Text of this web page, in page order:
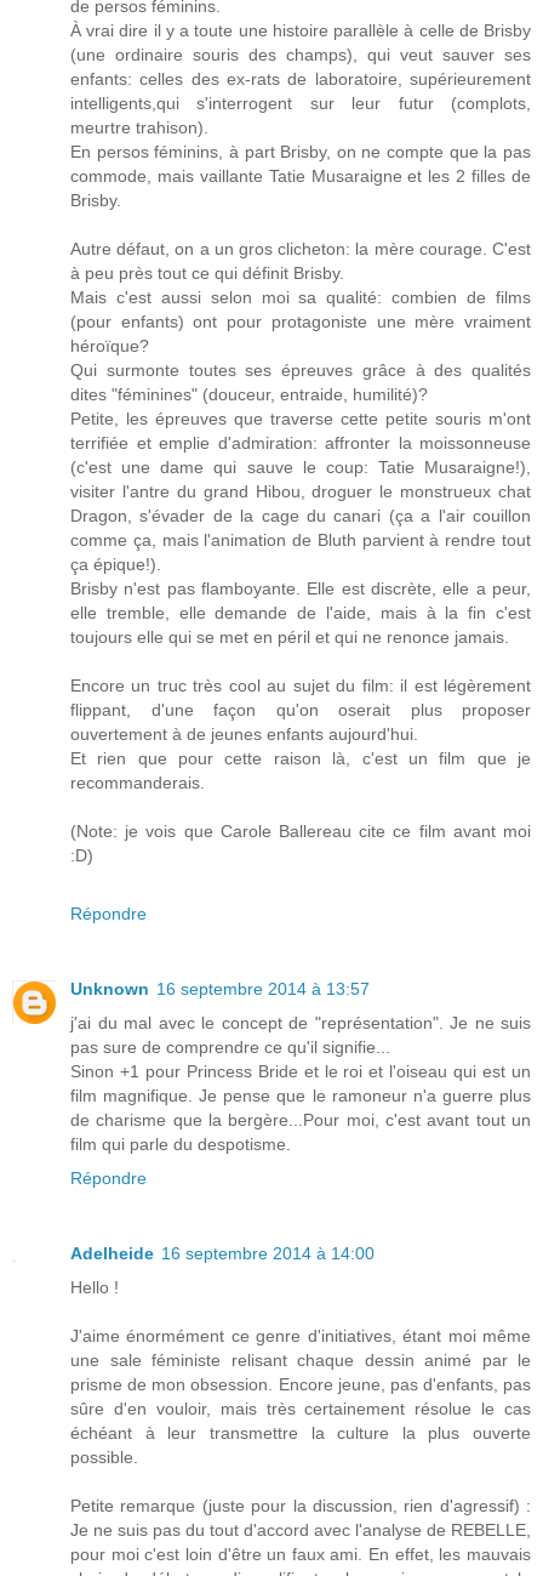
de persos féminins.
À vrai dire il y a toute une histoire parallèle à celle de Brisby
(une ordinaire souris des champs), qui veut sauver ses
enfants: celles des ex-rats de laboratoire, supérieurement
intelligents,qui s'interrogent sur leur futur (complots,
meurtre trahison).
En persos féminins, à part Brisby, on ne compte que la pas
commode, mais vaillante Tatie Musaraigne et les 2 filles de
Brisby.
Autre défaut, on a un gros clicheton: la mère courage. C'est
à peu près tout ce qui définit Brisby.
Mais c'est aussi selon moi sa qualité: combien de films
(pour enfants) ont pour protagoniste une mère vraiment
héroïque?
Qui surmonte toutes ses épreuves grâce à des qualités
dites "féminines" (douceur, entraide, humilité)?
Petite, les épreuves que traverse cette petite souris m'ont
terrifiée et emplie d'admiration: affronter la moissonneuse
(c'est une dame qui sauve le coup: Tatie Musaraigne!),
visiter l'antre du grand Hibou, droguer le monstrueux chat
Dragon, s'évader de la cage du canari (ça a l'air couillon
comme ça, mais l'animation de Bluth parvient à rendre tout
ça épique!).
Brisby n'est pas flamboyante. Elle est discrète, elle a peur,
elle tremble, elle demande de l'aide, mais à la fin c'est
toujours elle qui se met en péril et qui ne renonce jamais.
Encore un truc très cool au sujet du film: il est légèrement
flippant, d'une façon qu'on oserait plus proposer
ouvertement à de jeunes enfants aujourd'hui.
Et rien que pour cette raison là, c'est un film que je
recommanderais.
(Note: je vois que Carole Ballereau cite ce film avant moi
:D)
Répondre
Unknown 16 septembre 2014 à 13:57
j'ai du mal avec le concept de "représentation". Je ne suis
pas sure de comprendre ce qu'il signifie...
Sinon +1 pour Princess Bride et le roi et l'oiseau qui est un
film magnifique. Je pense que le ramoneur n'a guerre plus
de charisme que la bergère...Pour moi, c'est avant tout un
film qui parle du despotisme.
Répondre
Adelheide 16 septembre 2014 à 14:00
Hello !
J'aime énormément ce genre d'initiatives, étant moi même
une sale féministe relisant chaque dessin animé par le
prisme de mon obsession. Encore jeune, pas d'enfants, pas
sûre d'en vouloir, mais très certainement résolue le cas
échéant à leur transmettre la culture la plus ouverte
possible.
Petite remarque (juste pour la discussion, rien d'agressif) :
Je ne suis pas du tout d'accord avec l'analyse de REBELLE,
pour moi c'est loin d'être un faux ami. En effet, les mauvais